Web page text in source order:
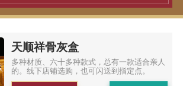
天顺祥骨灰盒
多种材质、六十多种款式，总有一款适合亲人
的。线下店铺选购，也可闪送到指定点。